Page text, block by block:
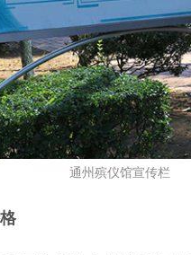
通州殡仪馆宣传栏